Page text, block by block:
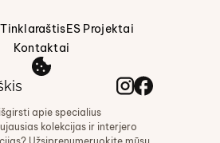
TinklaraštisES Projektai
Kontaktai
apie specialius
kolekcijas ir interjero